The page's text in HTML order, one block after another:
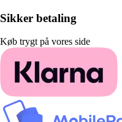
Sikker betaling
Køb trygt på vores side